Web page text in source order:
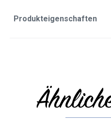
Produkteigenschaften
Produktgalerie